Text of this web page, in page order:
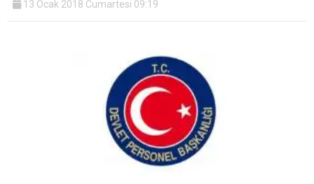
13 Ocak 2018 Cumartesi 09:19